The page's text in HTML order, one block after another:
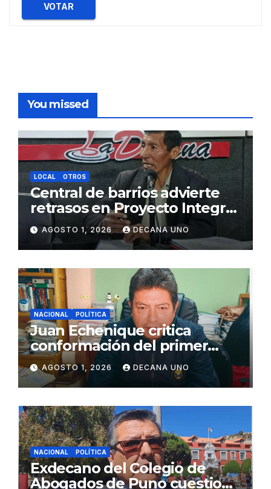
VOTAR
You missed
LOCAL OTROS
Central de barrios advierte
retrasos en Proyecto Integral
de Agua y Alcantarillado para
Juliaca
AGOSTO 1, 2026 DECANA UNO
NACIONAL POLÍTICA
Juan Echenique critica
conformación del primer
gabinete ministerial de Keiko
Fujimori
AGOSTO 1, 2026 DECANA UNO
NACIONAL POLÍTICA
Exdecano del Colegio de
Abogados de Puno cuestiona